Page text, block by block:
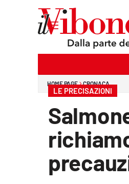
HOME PAGE CRONACA
LE PRECISAZIONI